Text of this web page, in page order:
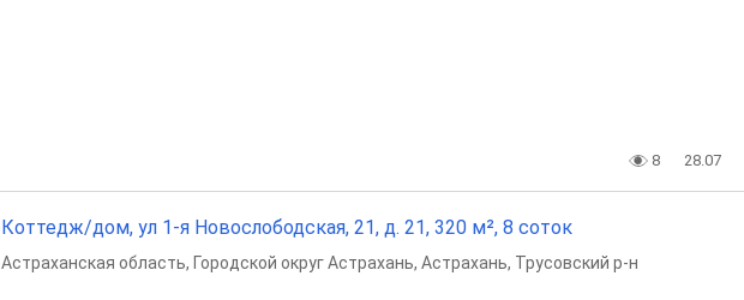
8 28.07
Коттедж/дом, ул 1-я Новослободская, 21, д. 21, 320 м², 8 соток
Астраханская область, Городской округ Астрахань, Астрахань, Трусовский р-н